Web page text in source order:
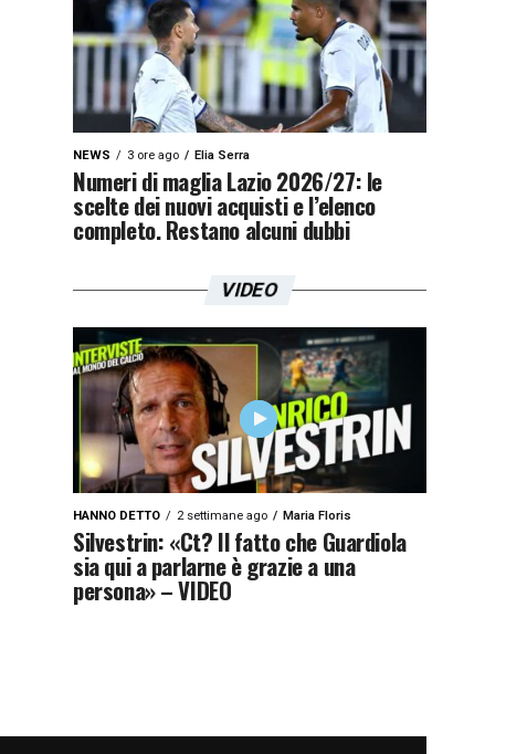
NEWS 3 ore ago Elia Serra
Numeri di maglia Lazio 2026/27: le
scelte dei nuovi acquisti e l’elenco
completo. Restano alcuni dubbi
VIDEO
HANNO DETTO 2 settimane ago Maria Floris
Silvestrin: «Ct? Il fatto che Guardiola
sia qui a parlarne è grazie a una
persona» – VIDEO